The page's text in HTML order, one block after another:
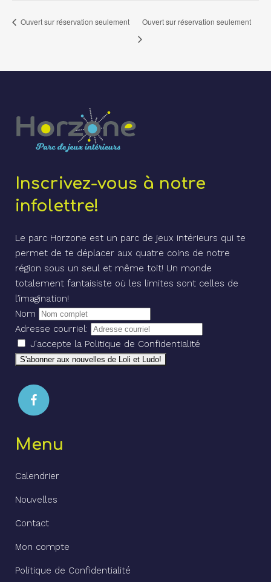
Ouvert sur réservation seulement Ouvert sur réservation seulement
Inscrivez-vous à notre
infolettre!
Le parc Horzone est un parc de jeux intérieurs qui te
permet de te déplacer aux quatre coins de notre
région sous un seul et même toit! Un monde
totalement fantaisiste où les limites sont celles de
l’imagination!
Nom
Adresse courriel:
J'accepte la Politique de Confidentialité
Menu
Calendrier
Nouvelles
Contact
Mon compte
Politique de Confidentialité